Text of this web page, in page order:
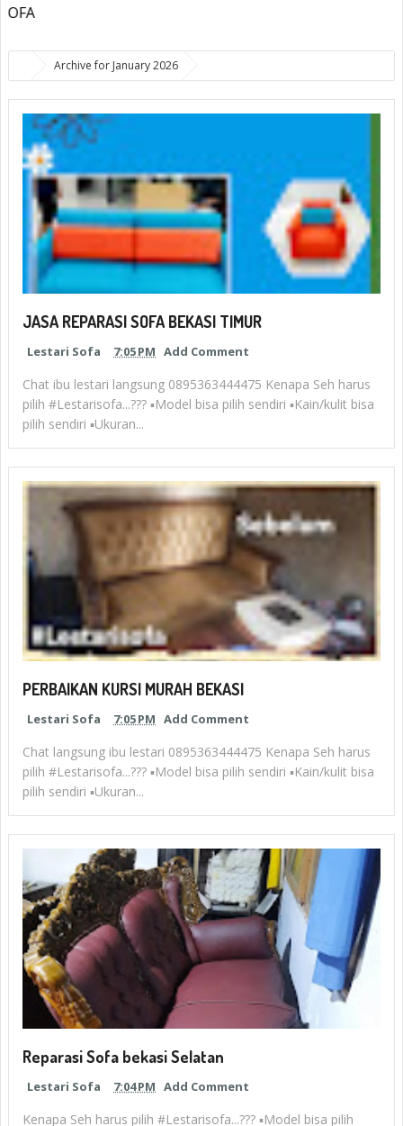
Archive for January 2026
JASA REPARASI SOFA BEKASI TIMUR
Lestari Sofa 7:05 PM Add Comment
Chat ibu lestari langsung 0895363444475 Kenapa Seh harus
pilih #Lestarisofa...??? ▪︎Model bisa pilih sendiri ▪︎Kain/kulit bisa
pilih sendiri ▪︎Ukuran...
PERBAIKAN KURSI MURAH BEKASI
Lestari Sofa 7:05 PM Add Comment
Chat langsung ibu lestari 0895363444475 Kenapa Seh harus
pilih #Lestarisofa...??? ▪︎Model bisa pilih sendiri ▪︎Kain/kulit bisa
pilih sendiri ▪︎Ukuran...
Reparasi Sofa bekasi Selatan
Lestari Sofa 7:04 PM Add Comment
Kenapa Seh harus pilih #Lestarisofa...??? ▪︎Model bisa pilih